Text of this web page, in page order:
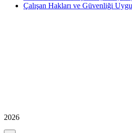
Çalışan Hakları ve Güvenliği
2026